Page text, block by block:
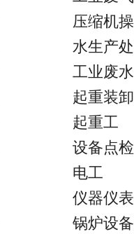
压缩机
水生产
工业废
起重装
起重工
设备点
电工
仪器仪
锅炉设